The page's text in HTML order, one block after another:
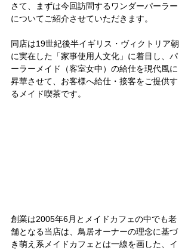
さて、まずは今回訪問するワンダーパーラー
についてご紹介させていただきます。
同店は19世紀後半イギリス・ヴィクトリア朝
に実在した「家事使用人文化」に着目し、パ
ーラーメイド（客室女中）の給仕を現代風に
昇華させて、お客様へ給仕・接客をご提供す
るメイド喫茶です。
創業は2005年6月とメイドカフェの中でも老
舗となる当店は、鳥居オーナーの理念に基づ
き萌え系メイドカフェとは一線を画した、イ